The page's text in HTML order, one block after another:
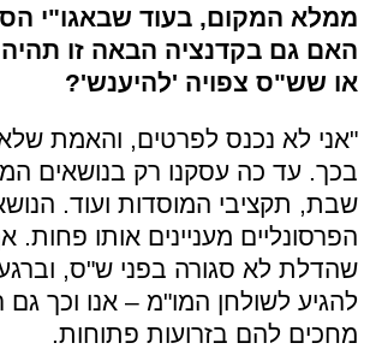
ממלא המקום, בעוד שבאגו"י
האם גם בקדנציה הבאה זו
או שש"ס צפויה 'להיענש'?
"אני לא נכנס לפרטים, והאמת
בכך. עד כה עסקנו רק בנושאים
שבת, תקציבי המוסדות ועוד.
הפרסונליים מעניינים אותו פחות.
שהדלת לא סגורה בפני ש"ס,
להגיע לשולחן המו"מ – אנו וכך
מחכים להם בזרועות פתוחות.